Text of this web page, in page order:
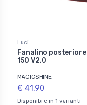
Luci
Fanalino posteriore
150 V2.0
MAGICSHINE
€ 41,90
Disponibile in 1 varianti